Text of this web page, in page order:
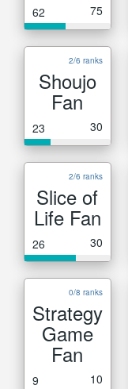
62 75
2/6 ranks
Shoujo
Fan
23 30
2/6 ranks
Slice of
Life Fan
26 30
0/8 ranks
Strategy
Game
Fan
9 10